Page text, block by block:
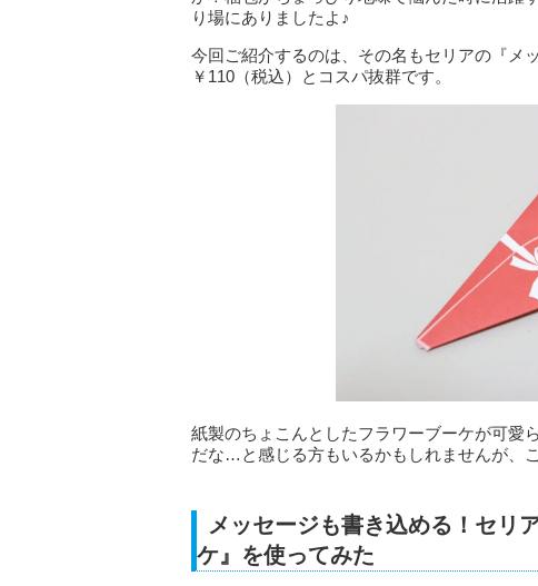
り場にありましたよ♪
今回ご紹介するのは、その名もセリアの『メ
￥110（税込）とコスパ抜群です。
紙製のちょこんとしたフラワーブーケが可愛
だな…と感じる方もいるかもしれませんが、
メッセージも書き込める！セリ
ケ』を使ってみた